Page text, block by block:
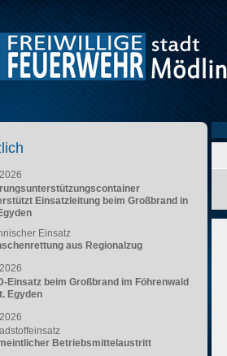
Einsatzleitung beim Großbrand in
Einsatz
aus Regionalzug
Einsatz beim Großbrand im Föhrenwald
Egyden
Betriebsmittelaustritt